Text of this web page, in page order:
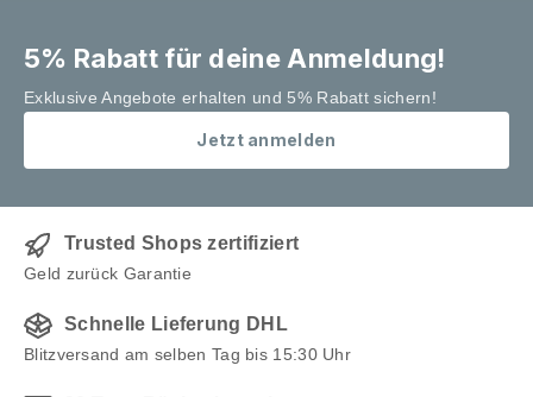
5% Rabatt für deine Anmeldung!
Exklusive Angebote erhalten und 5% Rabatt sichern!
Jetzt anmelden
Trusted Shops zertifiziert
Geld zurück Garantie
Schnelle Lieferung DHL
Blitzversand am selben Tag bis 15:30 Uhr